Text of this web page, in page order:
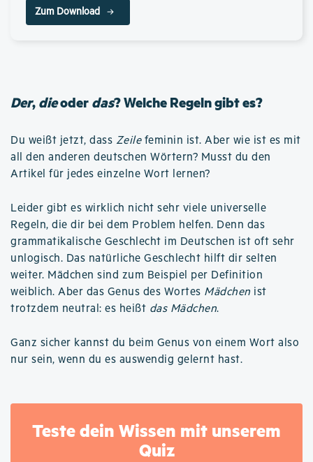
Zum Download
Der,dieoderdas? Welche Regeln gibt es?
Du weißt jetzt, dass Zeilefeminin ist. Aber wie ist es mit
all den anderen deutschen Wörtern? Musst du den
Artikel für jedes einzelne Wort lernen?
Leider gibt es wirklich nicht sehr viele universelle
Regeln, die dir bei dem Problem helfen. Denn das
grammatikalische Geschlecht im Deutschen ist oft sehr
unlogisch. Das natürliche Geschlecht hilft dir selten
weiter. Mädchen sind zum Beispiel per Definition
weiblich. Aber das Genus des Wortes Mädchen ist
trotzdem neutral: es heißt das Mädchen.
Ganz sicher kannst du beim Genus von einem Wort also
nur sein, wenn du es auswendig gelernt hast.
Teste dein Wissen mit unserem
Quiz